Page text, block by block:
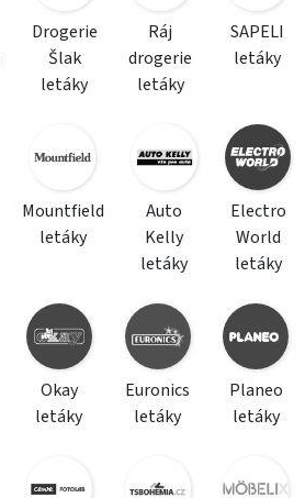
Drogerie
Šlak
letáky
Ráj
drogerie
letáky
SAPELI
letáky
Mountfield
letáky
Auto
Kelly
letáky
Electro
World
letáky
Okay
letáky
Euronics
letáky
Planeo
letáky